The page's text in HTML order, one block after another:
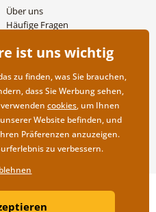
Über uns
Häufige Fragen
Großhandel und
© Dovido.at.
Shop erstellt von
ist uns wichtig
zu finden, was Sie brauchen,
dass Sie Werbung sehen,
cookies, um Ihnen
Website befinden, und
Präferenzen anzuzeigen.
zu verbessern.